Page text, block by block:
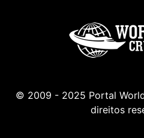
© 2009 - 2025 Portal
direitos